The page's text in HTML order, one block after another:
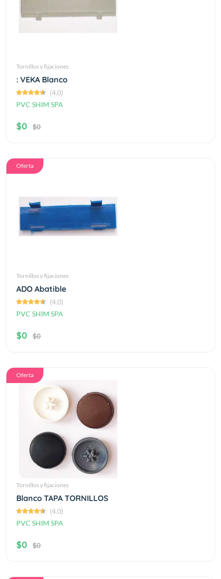
Tornillos y fijaciones
: VEKA Blanco
(4.0)
PVC SHIM SPA
$0 $0
Oferta
Tornillos y fijaciones
ADO Abatible
(4.0)
PVC SHIM SPA
$0 $0
Oferta
Tornillos y fijaciones
Blanco TAPA TORNILLOS
(4.0)
PVC SHIM SPA
$0 $0